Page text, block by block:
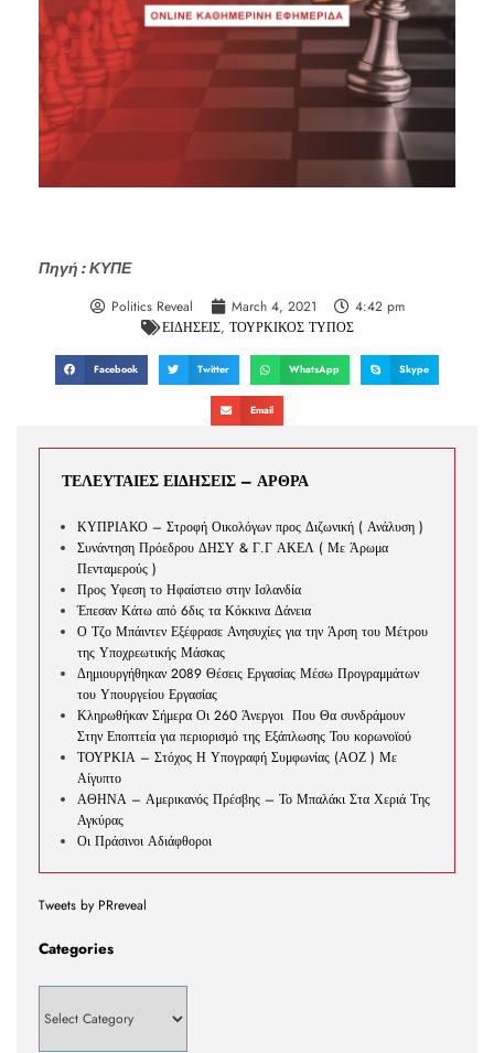
Πηγή : ΚΥΠΕ
Politics Reveal March 4, 2021
4:42 pm
ΕΙΔΗΣΕΙΣ, ΤΟΥΡΚΙΚΟΣ ΤΥΠΟΣ
Facebook Twitter WhatsApp Skype
Email
ΤΕΛΕΥΤΑΙΕΣ ΕΙΔΗΣΕΙΣ – ΑΡΘΡΑ
ΚΥΠΡΙΑΚΟ – Στροφή Οικολόγων προς Διζωνική ( Ανάλυση )
Συνάντηση Πρόεδρου ΔΗΣΥ & Γ.Γ ΑΚΕΛ ( Με Άρωμα
Πενταμερούς )
Προς Υφεση το Ηφαίστειο στην Ισλανδία
Έπεσαν Κάτω από 6δις τα Κόκκινα Δάνεια
Ο Τζο Μπάιντεν Εξέφρασε Ανησυχίες για την Άρση του Μέτρου
της Υποχρεωτικής Μάσκας
Δημιουργήθηκαν 2089 Θέσεις Εργασίας Μέσω Προγραμμάτων
του Υπουργείου Εργασίας
Κληρωθήκαν Σήμερα Οι 260 Άνεργοι Που Θα συνδράμουν
Στην Εποπτεία για περιορισμό της Εξάπλωσης Του κορωνοϊού
ΤΟΥΡΚΙΑ – Στόχος Η Υπογραφή Συμφωνίας (ΑΟΖ ) Με
Αίγυπτο
ΑΘΗΝΑ – Αμερικανός Πρέσβης – Το Μπαλάκι Στα Χεριά Της
Αγκύρας
Οι Πράσινοι Αδιάφθοροι
Tweets by PRreveal
Categories